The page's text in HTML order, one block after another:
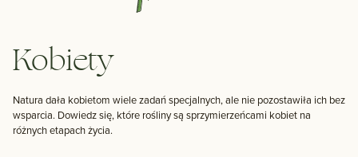
Kobiety
Natura dała kobietom wiele zadań specjalnych, ale nie pozostawiła ich bez
wsparcia. Dowiedz się, które rośliny są sprzymierzeńcami kobiet na
różnych etapach życia.